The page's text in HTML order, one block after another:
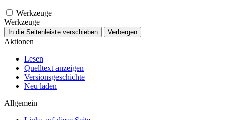
Werkzeuge
Werkzeuge
In die Seitenleiste verschieben Verbergen
Aktionen
Lesen
Quelltext anzeigen
Versionsgeschichte
Neu laden
Allgemein